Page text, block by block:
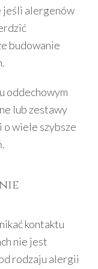
jeśli alergenów
budowanie
oddechowym
lub zestawy
o wiele szybsze
kontaktu
nie jest
rodzaju alergii